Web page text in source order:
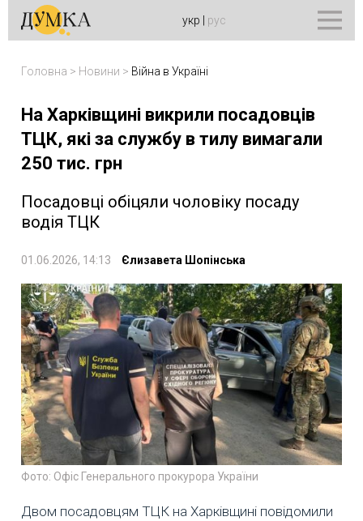
укр рус
Головна > Новини > Війна в Україні
На Харківщині викрили посадовців
ТЦК, які за службу в тилу вимагали
250 тис. грн
Посадовці обіцяли чоловіку посаду
водія ТЦК
01.06.2026, 14:13 Єлизавета Шопінська
Фото: Офіс Генерального прокурора України
Двом посадовцям ТЦК на Харківщині повідомили